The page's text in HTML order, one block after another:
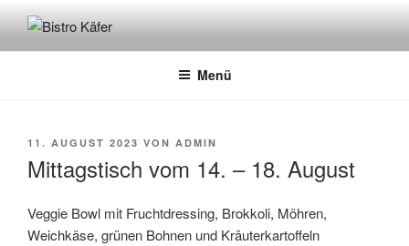
Inhalt
springenBISTRO KÄFER
Café – Bistro – Catering
Menü
VERÖFFENTLICHT
11. AUGUST 2023 VON ADMIN
Mittagstisch vom 14. – 18. August
Veggie Bowl mit Fruchtdressing, Brokkoli, Möhren,
Weichkäse, grünen Bohnen und Kräuterkartoffeln